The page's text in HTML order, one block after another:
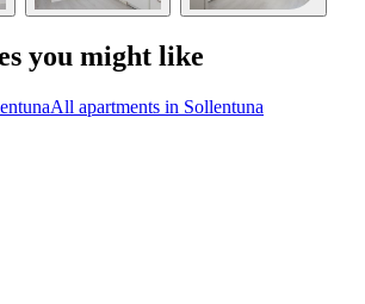
you might like
All apartments in Sollentuna